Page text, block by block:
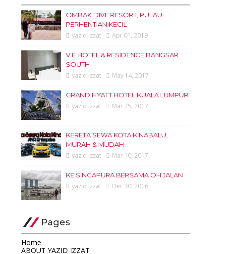
OMBAK DIVE RESORT, PULAU
PERHENTIAN KECIL
yazid izzat Apr 01, 2019
V E HOTEL & RESIDENCE BANGSAR
SOUTH
yazid izzat May 14, 2017
GRAND HYATT HOTEL KUALA LUMPUR
yazid izzat Mar 25, 2017
KERETA SEWA KOTA KINABALU,
MURAH & MUDAH
yazid izzat Mar 10, 2017
KE SINGAPURA BERSAMA OH JALAN
yazid izzat Dec 30, 2016
Pages
Home
ABOUT YAZID IZZAT